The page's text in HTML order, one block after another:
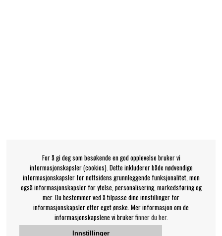
For å gi deg som besøkende en god opplevelse bruker vi
informasjonskapsler (cookies). Dette inkluderer både nødvendige
informasjonskapsler for nettsidens grunnleggende funksjonalitet, men
også informasjonskapsler for ytelse, personalisering, markedsføring og
mer. Du bestemmer ved å tilpasse dine innstillinger for
informasjonskapsler etter eget ønske. Mer informasjon om de
informasjonskapslene vi brukerfinner du her.
Innstillinger